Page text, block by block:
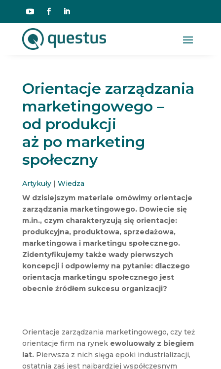
Orientacje zarządzania
marketingowego –
od produkcji
aż po marketing
społeczny
Artykuły| Wiedza
W dzisiejszym materiale omówimy orientacje
zarządzania marketingowego. Dowiecie się
m.in., czym charakteryzują się orientacje:
produkcyjna, produktowa, sprzedażowa,
marketingowa i marketingu społecznego.
Zidentyfikujemy także wady pierwszych
koncepcji i odpowiemy na pytanie: dlaczego
orientacja marketingu społecznego jest
obecnie źródłem sukcesu organizacji?
Orientacje zarządzania marketingowego, czy też
orientacje firm na rynek ewoluowały z biegiem
lat.Pierwsza z nich sięga epoki industrializacji,
ostatnia zaś jest najbardziej współczesnym